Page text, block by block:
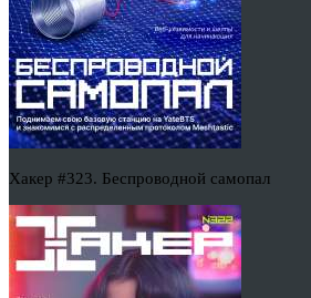
Хакер #323. Беспроводной самопал